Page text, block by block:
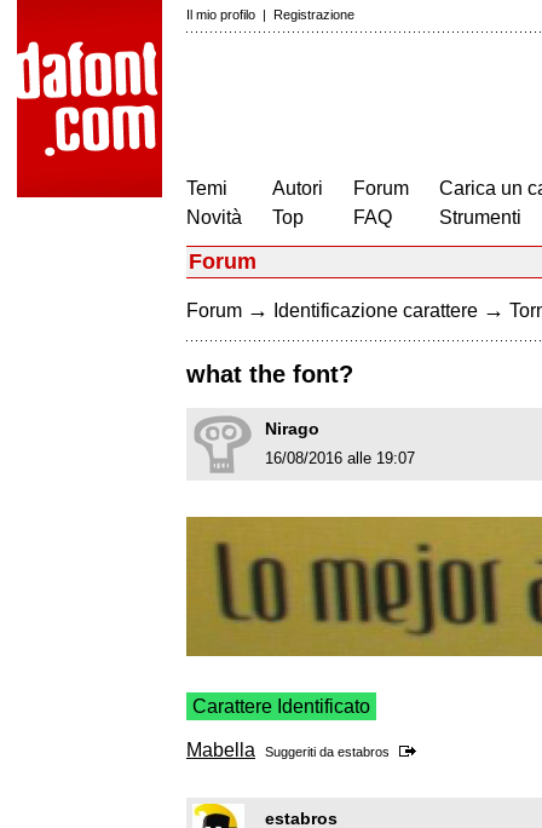
Il mio profilo | Registrazione
Temi
Novità
Autori
Top
Forum
FAQ
Carica un
Strumenti
Forum
Forum → Identificazione carattere →
what the font?
Nirago
16/08/2016 alle 19:07
Carattere Identificato
Mabella Suggeriti da estabros
estabros